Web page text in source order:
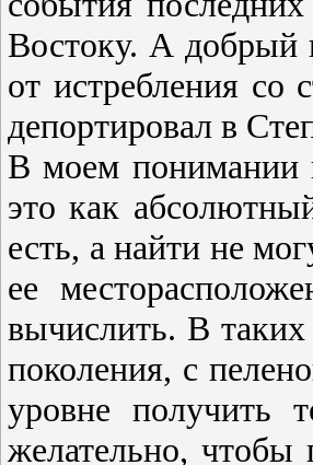
Востоку. А добрый
от истребления
депортировал в
В моем понимании
это как
есть, а найти не
ее
вычислить. В
поколения, с
уровне получить
желательно,